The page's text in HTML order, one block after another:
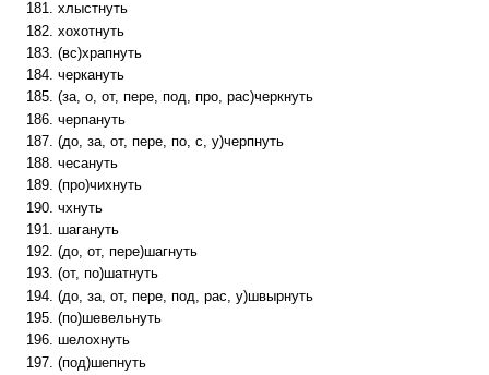
хлыстнуть
хохотнуть
(вс)храпнуть
черкануть
(за, о, от, пере, под, про, рас)черкнуть
черпануть
(до, за, от, пере, по, с, у)черпнуть
чесануть
(про)чихнуть
чхнуть
шагануть
(до, от, пере)шагнуть
(от, по)шатнуть
(до, за, от, пере, под, рас, у)швырнуть
(по)шевельнуть
шелохнуть
(под)шепнуть